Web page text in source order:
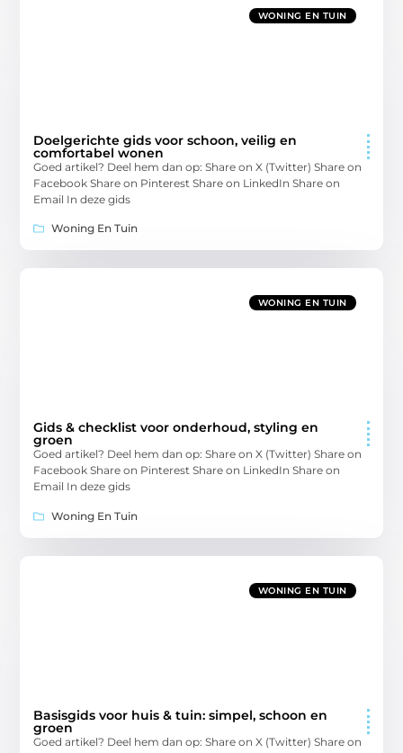
WONING EN TUIN
Doelgerichte gids voor schoon, veilig en
comfortabel wonen
Goed artikel? Deel hem dan op: Share on X (Twitter) Share on
Facebook Share on Pinterest Share on LinkedIn Share on
Email In deze gids
Woning En Tuin
WONING EN TUIN
Gids & checklist voor onderhoud, styling en
groen
Goed artikel? Deel hem dan op: Share on X (Twitter) Share on
Facebook Share on Pinterest Share on LinkedIn Share on
Email In deze gids
Woning En Tuin
WONING EN TUIN
Basisgids voor huis & tuin: simpel, schoon en
groen
Goed artikel? Deel hem dan op: Share on X (Twitter) Share on